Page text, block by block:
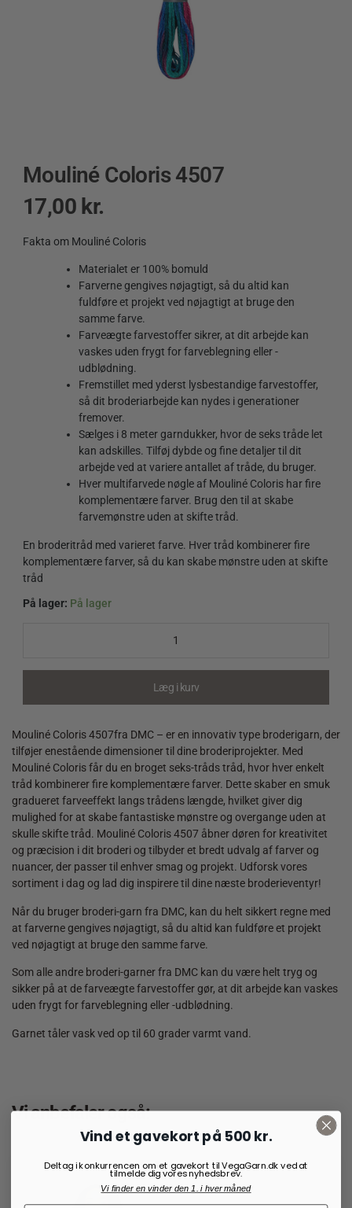
Mouliné Coloris 4507
17,00 kr.
Fakta om Mouliné Coloris
Materialet er 100% bomuld
Farverne gengives nøjagtigt, så du altid kan
fuldføre et projekt ved nøjagtigt at bruge den
samme farve.
Farveægte farvestoffer sikrer, at dit arbejde kan
vaskes uden frygt for farveblegning eller -
udblødning.
Fremstillet med yderst lysbestandige farvestoffer,
så dit broderiarbejde kan nydes i generationer
fremover.
Sælges i 8 meter garndukker, hvor de seks tråde let
kan adskilles. Tilføj dybde og fine detaljer til dit
arbejde ved at variere antallet af tråde, du bruger.
Hver multifarvede nøgle af Mouliné Coloris har fire
komplementære farver. Brug den til at skabe
farvemønstre uden at skifte tråd.
En broderitråd med varieret farve. Hver tråd kombinerer fire
komplementære farver, så du kan skabe mønstre uden at skifte
tråd
På lager: På lager
Mouliné
Læg i kurv
Mouliné Coloris 4507fra DMC – er en innovativ type broderigarn, der
tilføjer enestående dimensioner til dine broderiprojekter. Med
Mouliné Coloris får du en broget seks-tråds tråd, hvor hver enkelt
tråd kombinerer fire komplementære farver. Dette skaber en smuk
gradueret farveeffekt langs trådens længde, hvilket giver dig
mulighed for at skabe fantastiske mønstre og overgange uden at
skulle skifte tråd. Mouliné Coloris 4507 åbner døren for kreativitet
og præcision i dit broderi og tilbyder et bredt udvalg af farver og
nuancer, der passer til enhver smag og projekt. Udforsk vores
sortiment i dag og lad dig inspirere til dine næste broderieventyr!
Når du bruger broderi-garn fra DMC, kan du helt sikkert regne med
at farverne gengives nøjagtigt, så du altid kan fuldføre et projekt
ved nøjagtigt at bruge den samme farve.
Som alle andre broderi-garner fra DMC kan du være helt tryg og
sikker på at de farveægte farvestoffer gør, at dit arbejde kan vaskes
uden frygt for farveblegning eller -udblødning.
Garnet tåler vask ved op til 60 grader varmt vand.
Vi anbefaler også:
Vind et gavekort på 500 kr.
Deltag i konkurrencen om et gavekort til VegaGarn.dk ved at
tilmelde dig vores nyhedsbrev.
Vi finder en vinder den 1. i hver måned